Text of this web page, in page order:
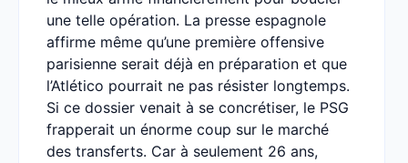
une telle opération. La presse espagnole
affirme même qu’une première offensive
parisienne serait déjà en préparation et que
l’Atlético pourrait ne pas résister longtemps.
Si ce dossier venait à se concrétiser, le PSG
frapperait un énorme coup sur le marché
des transferts. Car à seulement 26 ans,